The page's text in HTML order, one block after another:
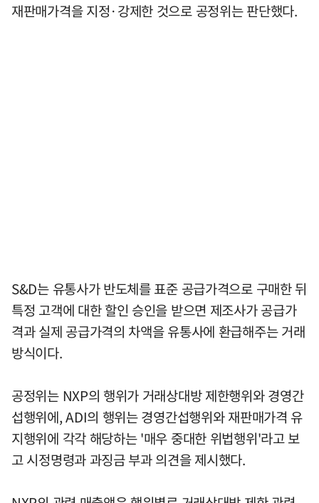
재판매가격을 지정·강제한 것으로 공정위는 판단했다.
S&D는 유통사가 반도체를 표준 공급가격으로 구매한 뒤
특정 고객에 대한 할인 승인을 받으면 제조사가 공급가
격과 실제 공급가격의 차액을 유통사에 환급해주는 거래
방식이다.
공정위는 NXP의 행위가 거래상대방 제한행위와 경영간
섭행위에, ADI의 행위는 경영간섭행위와 재판매가격 유
지행위에 각각 해당하는 '매우 중대한 위법행위'라고 보
고 시정명령과 과징금 부과 의견을 제시했다.